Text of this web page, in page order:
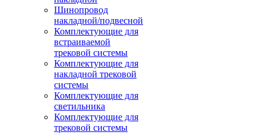
Шинопровод
накладной/подвесной
Комплектующие для
встраиваемой
трековой системы
Комплектующие для
накладной трековой
системы
Комплектующие для
светильника
Комплектующие для
трековой системы